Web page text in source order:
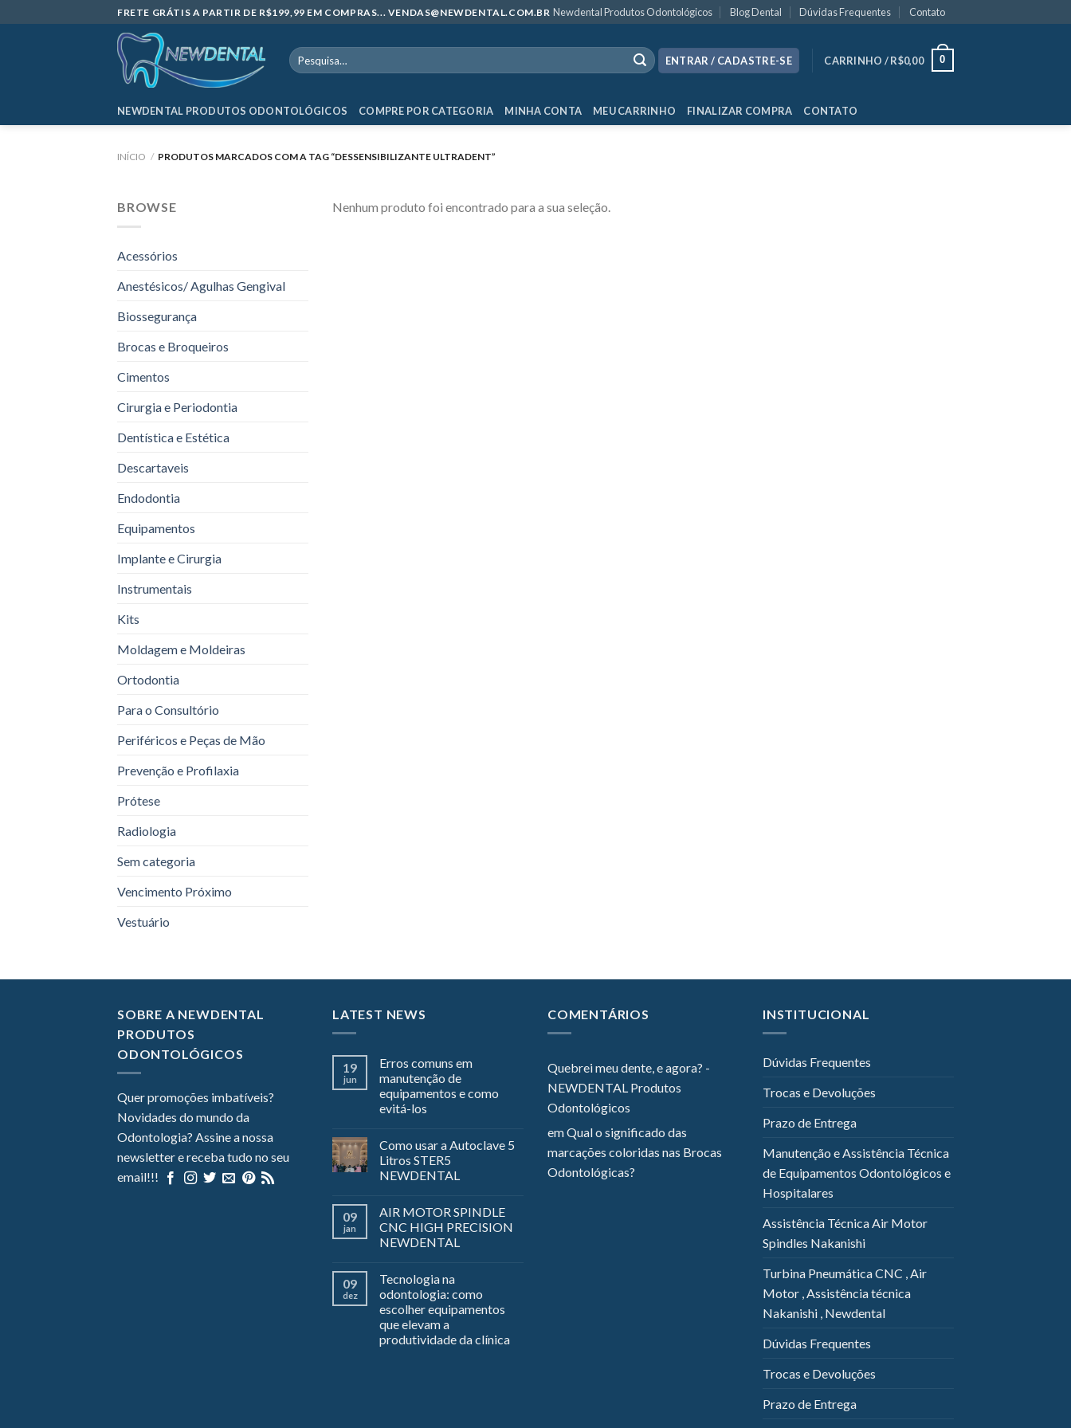
to
FRETE GRÁTIS A PARTIR DE R$199,99 EM COMPRAS... VENDAS@NEWDENTAL.COM.BR Newdental Produtos Odontológicos Blog Dental Dúvidas Frequentes Contato
Pesquisar
por:
ENTRAR / CADASTRE-SE CARRINHO /R$0,00 0
NEWDENTAL PRODUTOS ODONTOLÓGICOS COMPRE POR CATEGORIA MINHA CONTA MEU CARRINHO FINALIZAR COMPRA CONTATO
INÍCIO / PRODUTOS MARCADOS COM A TAG “DESSENSIBILIZANTE ULTRADENT”
BROWSE
Acessórios
Anestésicos/ Agulhas Gengival
Biossegurança
Brocas e Broqueiros
Cimentos
Cirurgia e Periodontia
Dentística e Estética
Descartaveis
Endodontia
Equipamentos
Implante e Cirurgia
Instrumentais
Kits
Moldagem e Moldeiras
Ortodontia
Para o Consultório
Periféricos e Peças de Mão
Prevenção e Profilaxia
Prótese
Radiologia
Sem categoria
Vencimento Próximo
Vestuário
Nenhum produto foi encontrado para a sua seleção.
SOBRE A NEWDENTAL
PRODUTOS
ODONTOLÓGICOS
Quer promoções imbatíveis?
Novidades do mundo da
Odontologia? Assine a nossa
newsletter e receba tudo no seu
email!!!
LATEST NEWS
19
jun
Erros comuns em
manutenção de
equipamentos e como
evitá-los
Como usar a Autoclave 5
Litros STER5
NEWDENTAL
09
jan
AIR MOTOR SPINDLE
CNC HIGH PRECISION
NEWDENTAL
09
dez
Tecnologia na
odontologia: como
escolher equipamentos
que elevam a
produtividade da clínica
COMENTÁRIOS
Quebrei meu dente, e agora? -
NEWDENTAL Produtos
Odontológicos
emQual o significado das
marcações coloridas nas Brocas
Odontológicas?
INSTITUCIONAL
Dúvidas Frequentes
Trocas e Devoluções
Prazo de Entrega
Manutenção e Assistência Técnica
de Equipamentos Odontológicos e
Hospitalares
Assistência Técnica Air Motor
Spindles Nakanishi
Turbina Pneumática CNC , Air
Motor , Assistência técnica
Nakanishi , Newdental
Dúvidas Frequentes
Trocas e Devoluções
Prazo de Entrega